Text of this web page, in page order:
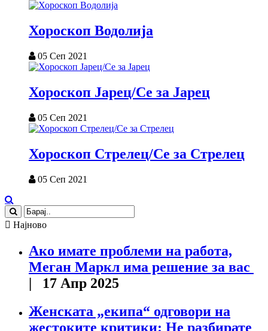
Хороскоп Водолија
05 Сеп 2021
Хороскоп Јарец/Се за Јарец
05 Сеп 2021
Хороскоп Стрелец/Се за Стрелец
05 Сеп 2021
Најново
Ако имате проблеми на работа,
Меган Маркл има решение за вас
| 17 Апр 2025
Женската „екипа“ одговори на
жестоките критики: Не разбирате